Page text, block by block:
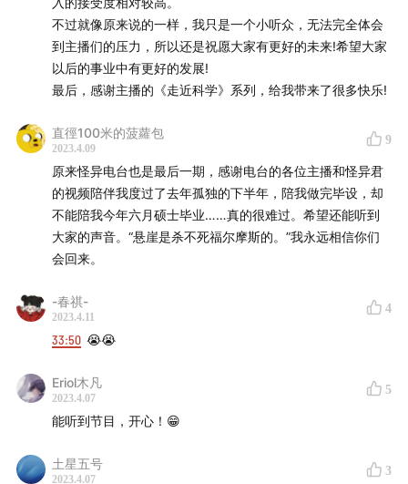
从《推理》杂志开始的创作之路
创作时最早的创意来源和创作契机
39:20
逆时2如何用老设定玩出新花样
如何写一个让人能读完的故事
节目音乐
Karen Souza - Every Breath You Take
Peder B. Helland - Sunny Mornings
Kevin Kern - Sundial Dreams
不过就像原来说的一样，我只是一个小听众，无法完全体会
到主播们的压力，所以还是祝愿大家有更好的未来!希望大家
以后的事业中有更好的发展!
最后，感谢主播的《走近科学》系列，给我带来了很多快乐!
直徑100米的菠蘿包
2023.4.09
9
原来怪异电台也是最后一期，感谢电台的各位主播和怪异君
的视频陪伴我度过了去年孤独的下半年，陪我做完毕设，却
不能陪我今年六月硕士毕业……真的很难过。希望还能听到
大家的声音。“悬崖是杀不死福尔摩斯的。”我永远相信你们
会回来。
-春祺-
2023.4.11
4
33:50 😭😭
Eriol木凡
2023.4.07
5
能听到节目，开心！😁
土星五号
2023.4.07
3